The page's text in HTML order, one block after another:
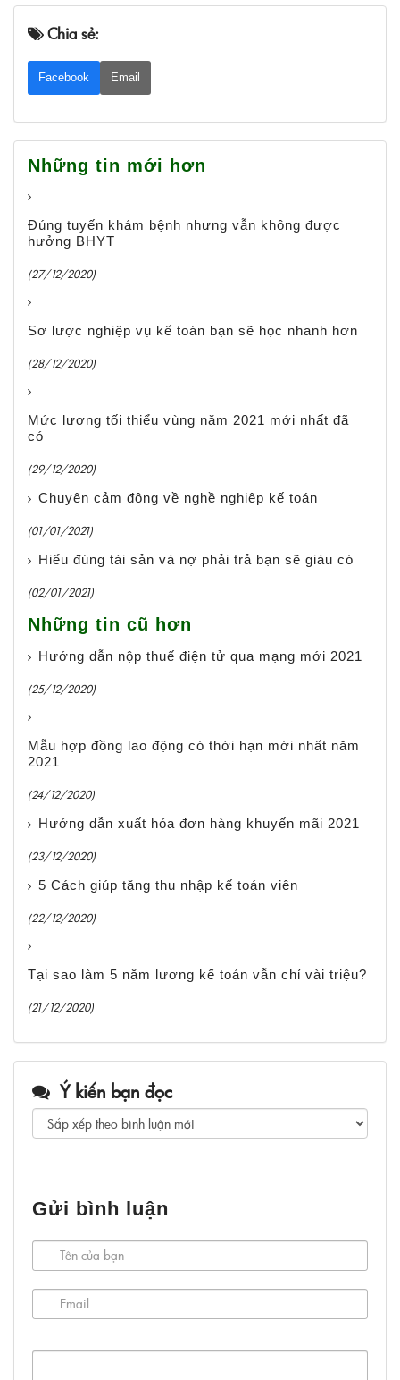
Chia sẻ:
Facebook Email
Những tin mới hơn
Đúng tuyến khám bệnh nhưng vẫn không được
hưởng BHYT
(27/12/2020)
Sơ lược nghiệp vụ kế toán bạn sẽ học nhanh hơn
(28/12/2020)
Mức lương tối thiểu vùng năm 2021 mới nhất đã
có
(29/12/2020)
Chuyện cảm động về nghề nghiệp kế toán
(01/01/2021)
Hiểu đúng tài sản và nợ phải trả bạn sẽ giàu có
(02/01/2021)
Những tin cũ hơn
Hướng dẫn nộp thuế điện tử qua mạng mới 2021
(25/12/2020)
Mẫu hợp đồng lao động có thời hạn mới nhất năm
2021
(24/12/2020)
Hướng dẫn xuất hóa đơn hàng khuyến mãi 2021
(23/12/2020)
5 Cách giúp tăng thu nhập kế toán viên
(22/12/2020)
Tại sao làm 5 năm lương kế toán vẫn chỉ vài triệu?
(21/12/2020)
Ý kiến bạn đọc
Gửi bình luận